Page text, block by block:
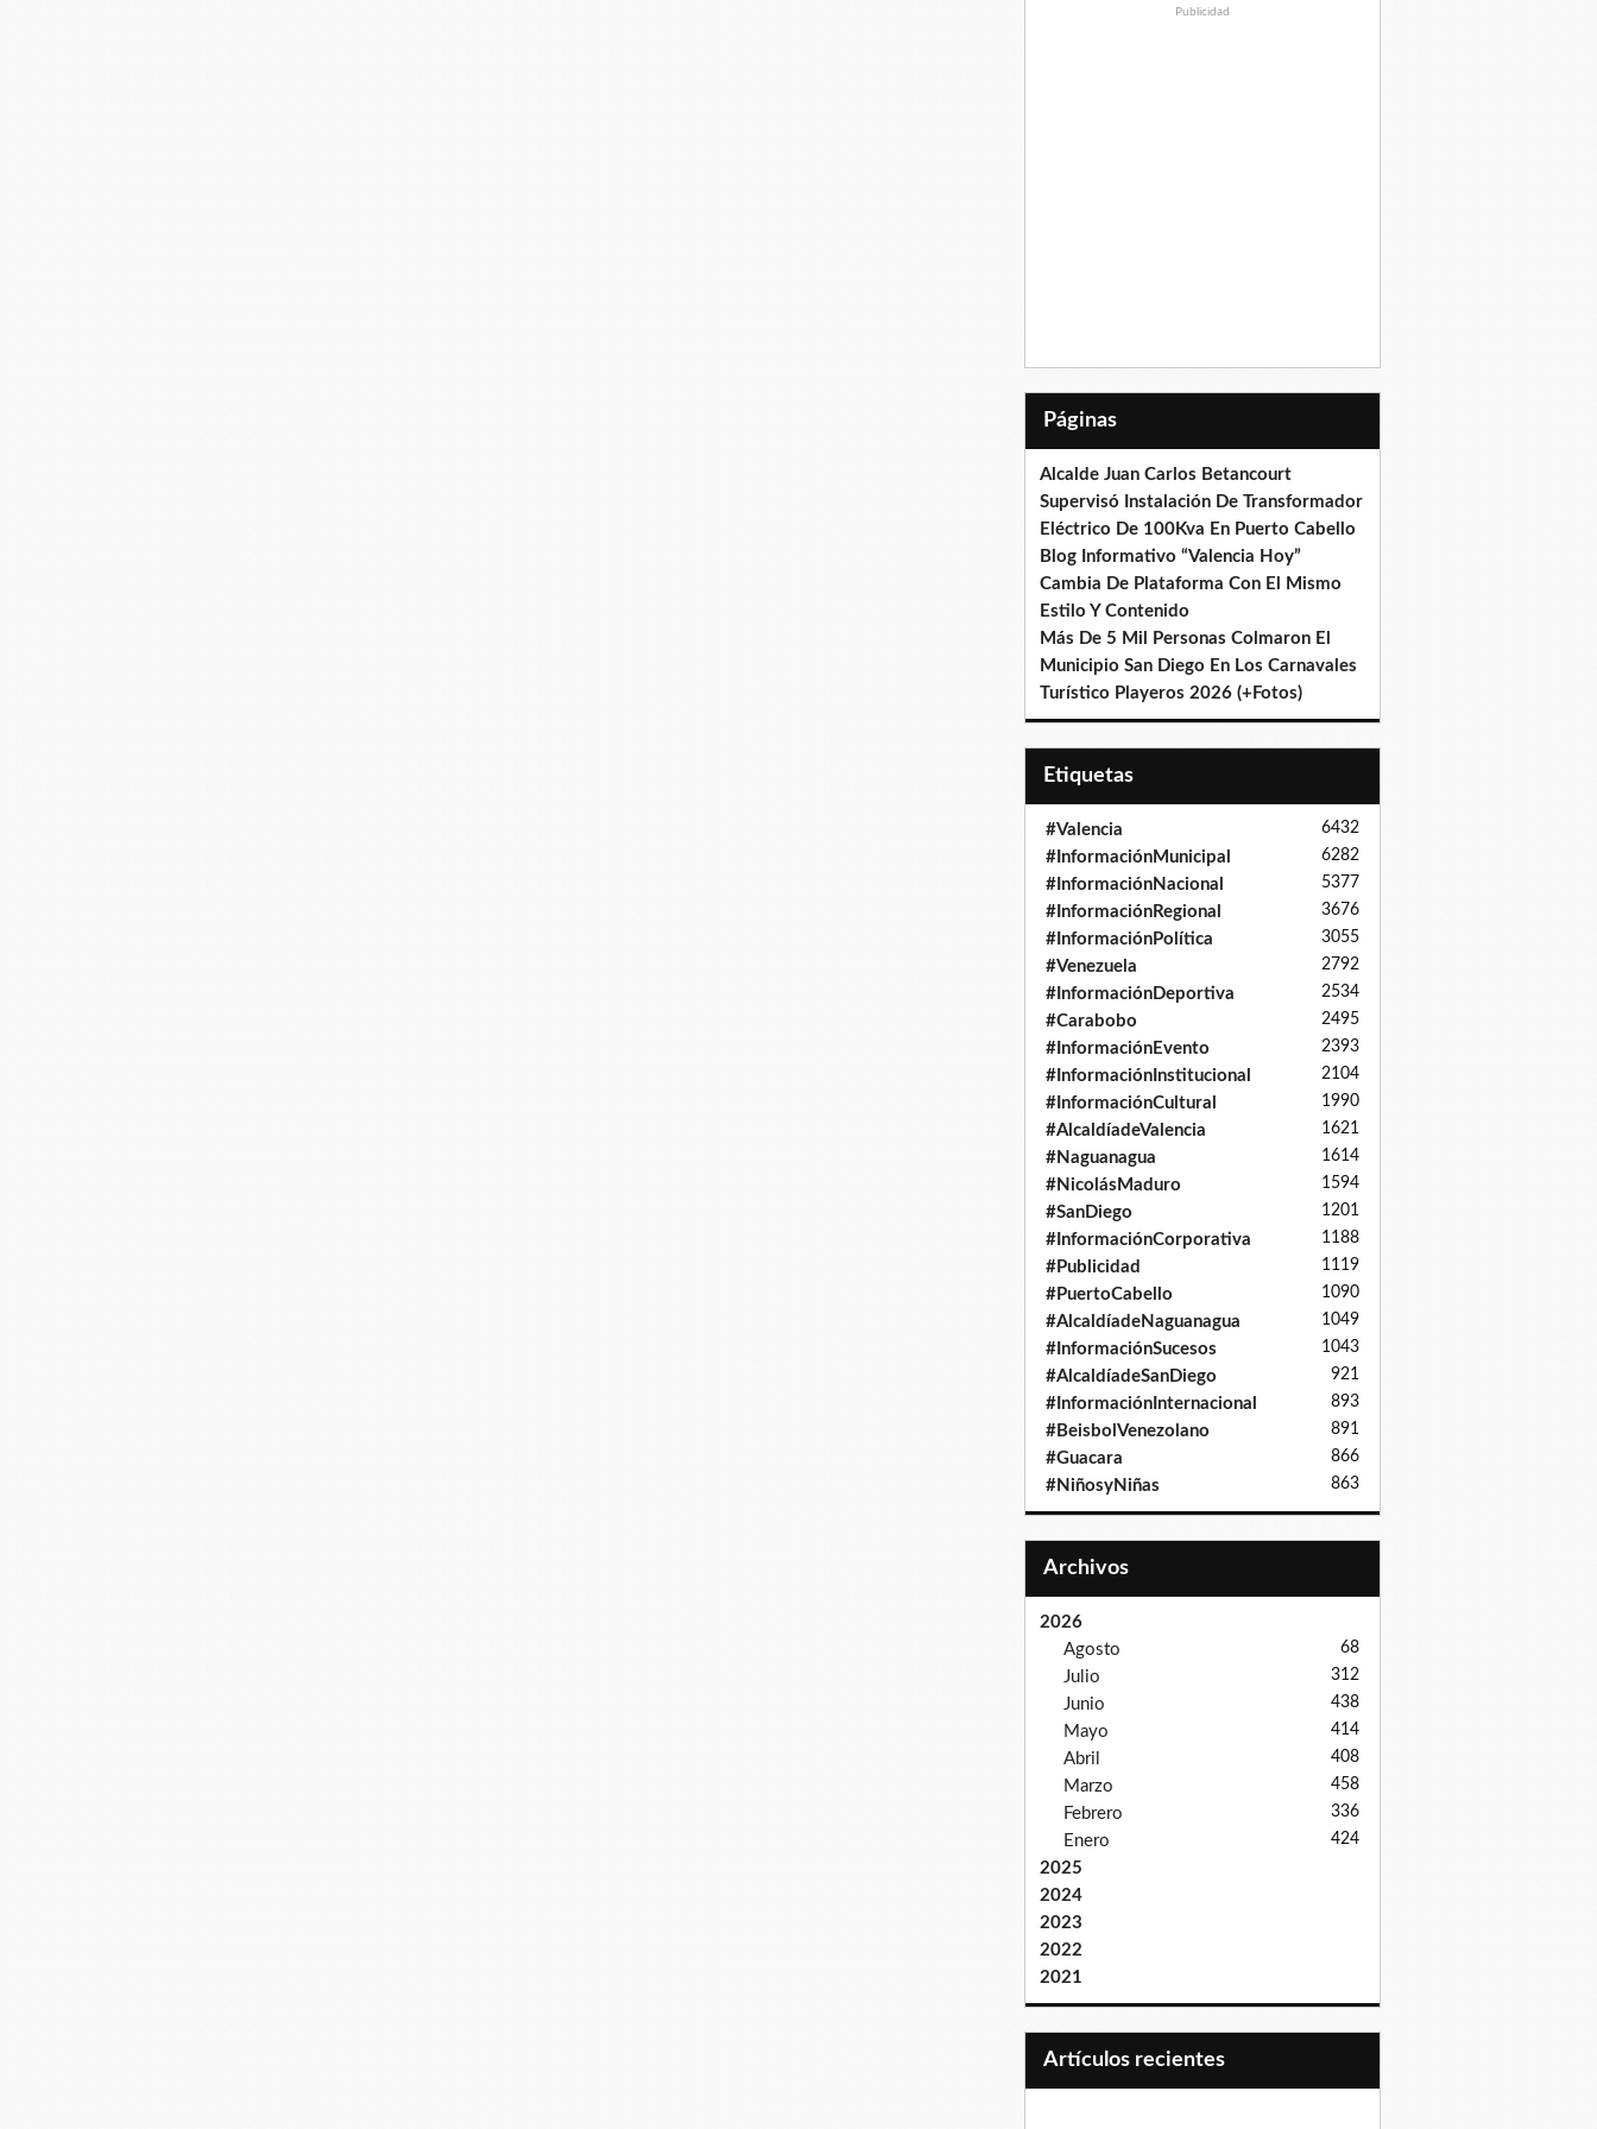
Publicidad
Páginas
Alcalde Juan Carlos Betancourt
Supervisó Instalación De Transformador
Eléctrico De 100Kva En Puerto Cabello
Blog Informativo “Valencia Hoy”
Cambia De Plataforma Con El Mismo
Estilo Y Contenido
Más De 5 Mil Personas Colmaron El
Municipio San Diego En Los Carnavales
Turístico Playeros 2026 (+Fotos)
Etiquetas
#Valencia 6432
#InformaciónMunicipal 6282
#InformaciónNacional 5377
#InformaciónRegional 3676
#InformaciónPolítica 3055
#Venezuela 2792
#InformaciónDeportiva 2534
#Carabobo 2495
#InformaciónEvento 2393
#InformaciónInstitucional 2104
#InformaciónCultural 1990
#AlcaldíadeValencia 1621
#Naguanagua 1614
#NicolásMaduro 1594
#SanDiego 1201
#InformaciónCorporativa 1188
#Publicidad 1119
#PuertoCabello 1090
#AlcaldíadeNaguanagua 1049
#InformaciónSucesos 1043
#AlcaldíadeSanDiego 921
#InformaciónInternacional 893
#BeisbolVenezolano 891
#Guacara 866
#NiñosyNiñas 863
Archivos
2026
Agosto
68
Julio 312
Junio 438
Mayo 414
Abril 408
Marzo 458
Febrero 336
Enero 424
2025
2024
2023
2022
2021
Artículos recientes